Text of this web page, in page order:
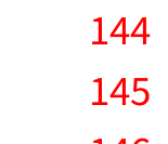
144
145